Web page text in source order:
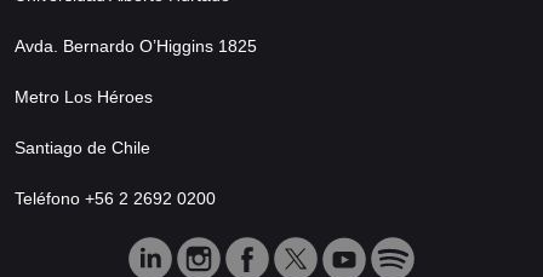
Avda. Bernardo O’Higgins 1825
Metro Los Héroes
Santiago de Chile
Teléfono +56 2 2692 0200